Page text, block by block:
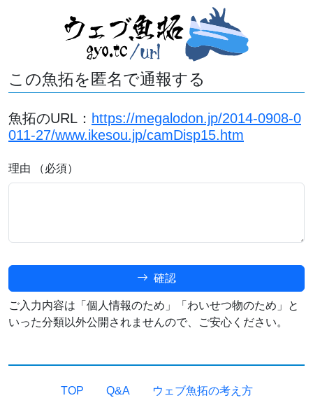
この魚拓を匿名で通報する
魚拓のURL： https://megalodon.jp/2014-0908-0
011-27/www.ikesou.jp/camDisp15.htm
理由 （必須）
確認
ご入力内容は「個人情報のため」「わいせつ物のため」と
いった分類以外公開されませんので、ご安心ください。
TOP Q&A ウェブ魚拓の考え方